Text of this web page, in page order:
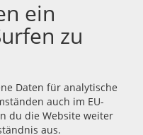
ein
zu
Daten für analytische
auch im EU-
du die Website weiter
aus.